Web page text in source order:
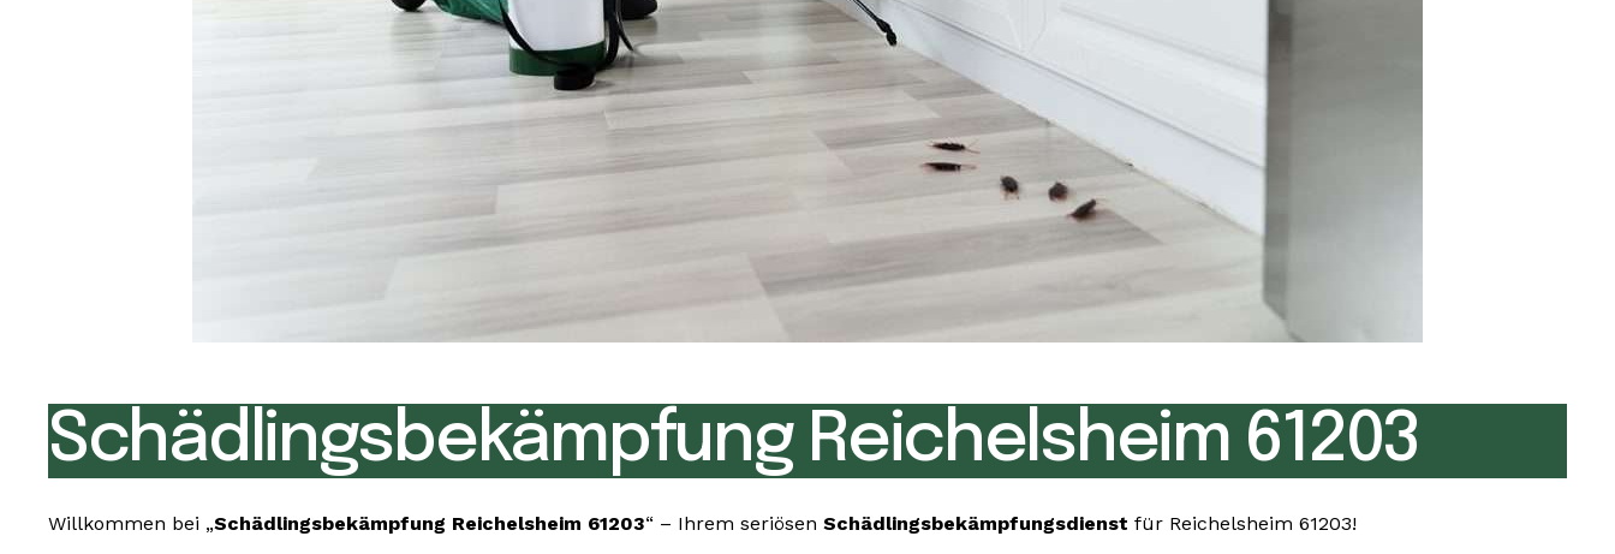
Schädlingsbekämpfung Reichelsheim 61203
Willkommen bei „Schädlingsbekämpfung Reichelsheim 61203“ – Ihrem seriösen Schädlingsbekämpfungsdienst für Reichelsheim 61203!